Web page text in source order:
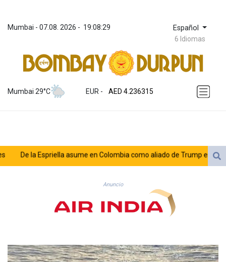
Mumbai - 07.08. 2026 - 19:08:29 Español
6 Idiomas
Mumbai 29°C EUR -
ZWL 371.433908
AED 4.236315
AFN 75.553019
ARS 1729.981574
AUD 1.638434
AZN 1.950687
BAM 1.956959
BBD 2.323075
BDT 142.778861
BMD 1.153523
BND 1.477975
De la Espriella asume en Colombia como aliado de Trump en la
Anuncio